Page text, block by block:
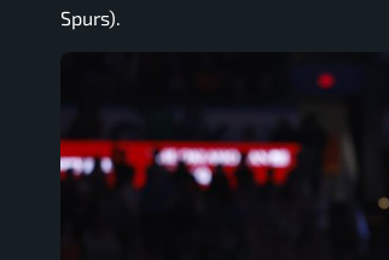
Spurs).